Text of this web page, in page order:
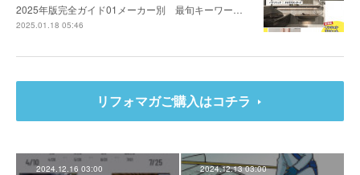
2025年版完全ガイド01メーカー別 最旬キーワー…
2025.01.18 05:46
リフォマガご購入はコチラ
2024.12.16 03:00 2024.12.13 03:00